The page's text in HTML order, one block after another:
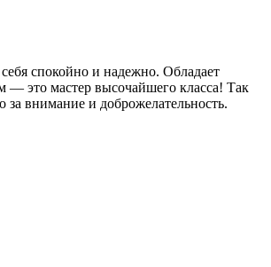
спокойно и надежно. Обладает
— это мастер высочайшего класса! Так
внимание и доброжелательность.